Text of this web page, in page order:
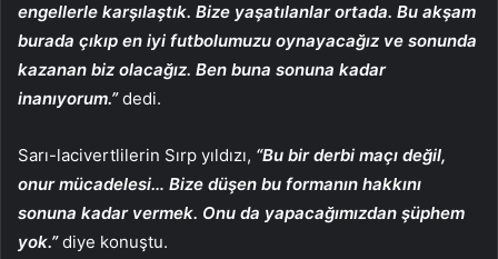
engellerle karşılaştık. Bize yaşatılanlar ortada. Bu akşam
burada çıkıp en iyi futbolumuzu oynayacağız ve sonunda
kazanan biz olacağız. Ben buna sonuna kadar
inanıyorum.”dedi.
Sarı-lacivertlilerin Sırp yıldızı, “Bu bir derbi maçı değil,
onur mücadelesi… Bize düşen bu formanın hakkını
sonuna kadar vermek. Onu da yapacağımızdan şüphem
yok.”diye konuştu.